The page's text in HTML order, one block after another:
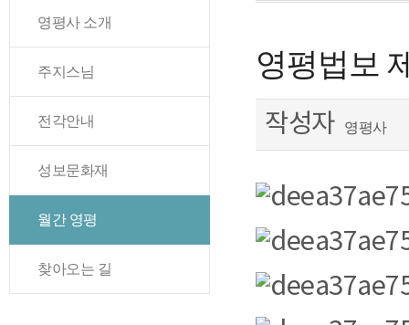
영평사 소개
주지스님
전각안내
성보문화재
월간 영평
찾아오는 길
영평법보
작성자 영평사